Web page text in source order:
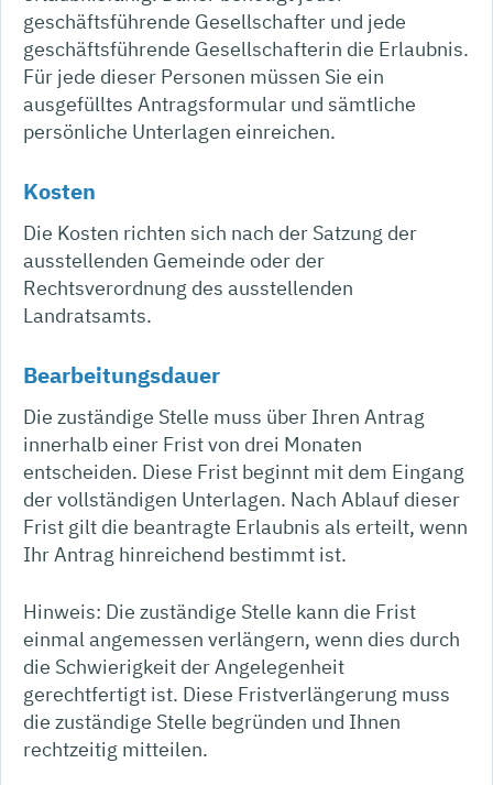
geschäftsführende Gesellschafter und jede
geschäftsführende Gesellschafterin die Erlaubnis.
Für jede dieser Personen müssen Sie ein
ausgefülltes Antragsformular und sämtliche
persönliche Unterlagen einreichen.
Kosten
Die Kosten richten sich nach der Satzung der
ausstellenden Gemeinde oder der
Rechtsverordnung des ausstellenden
Landratsamts.
Bearbeitungsdauer
Die zuständige Stelle muss über Ihren Antrag
innerhalb einer Frist von drei Monaten
entscheiden. Diese Frist beginnt mit dem Eingang
der vollständigen Unterlagen. Nach Ablauf dieser
Frist gilt die beantragte Erlaubnis als erteilt, wenn
Ihr Antrag hinreichend bestimmt ist.
Hinweis: Die zuständige Stelle kann die Frist
einmal angemessen verlängern, wenn dies durch
die Schwierigkeit der Angelegenheit
gerechtfertigt ist. Diese Fristverlängerung muss
die zuständige Stelle begründen und Ihnen
rechtzeitig mitteilen.